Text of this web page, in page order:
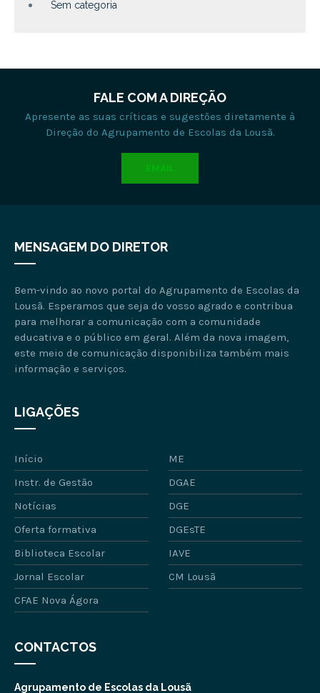
Sem categoria
FALE COM A DIREÇÃO
Apresente as suas críticas e sugestões diretamente à
Direção do Agrupamento de Escolas da Lousã.
EMAIL
MENSAGEM DO DIRETOR
Bem-vindo ao novo portal do Agrupamento de Escolas da
Lousã. Esperamos que seja do vosso agrado e contribua
para melhorar a comunicação com a comunidade
educativa e o público em geral. Além da nova imagem,
este meio de comunicação disponibiliza também mais
informação e serviços.
LIGAÇÕES
Início
ME
Instr. de Gestão
DGAE
Notícias
DGE
Oferta formativa
DGEsTE
Biblioteca Escolar
IAVE
Jornal Escolar
CM Lousã
CFAE Nova Ágora
CONTACTOS
Agrupamento de Escolas da Lousã